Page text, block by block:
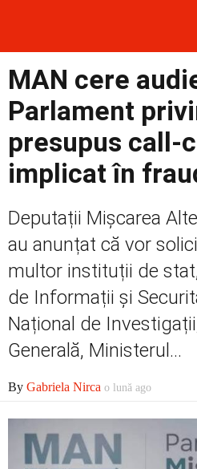
Prima
Politică
Externe
Social
Economic
Contact
MAN cere
Parlament
presupus call-
implicat în
Deputații Mișcarea
au anunțat că vor
multor instituții de
de Informații și
Național de
Generală, Ministerul...
By Gabriela Nirca o lună ago